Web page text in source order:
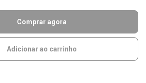
Comprar agora
Adicionar ao carrinho